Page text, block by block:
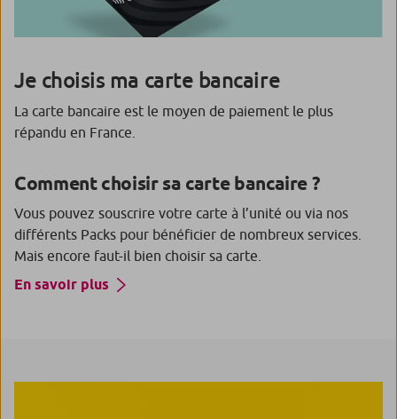
Je choisis ma carte bancaire
La carte bancaire est le moyen de paiement le plus
répandu en France.
Comment choisir sa carte bancaire ?
Vous pouvez souscrire votre carte à l’unité ou via nos
différents Packs pour bénéficier de nombreux services.
Mais encore faut-il bien choisir sa carte.
En savoir plus